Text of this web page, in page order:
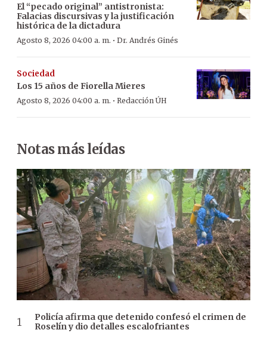
El “pecado original” antistronista:
Falacias discursivas y la justificación
histórica de la dictadura
Agosto 8, 2026 04:00 a. m. · Dr. Andrés Ginés
Sociedad
Los 15 años de Fiorella Mieres
Agosto 8, 2026 04:00 a. m. · Redacción ÚH
Notas más leídas
Policía afirma que detenido confesó el crimen de
Roselín y dio detalles escalofriantes